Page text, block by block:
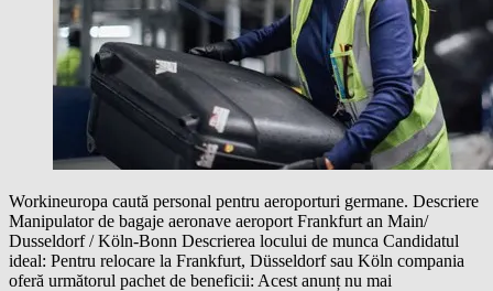
Workineuropa caută personal pentru aeroporturi germane. Descriere
Manipulator de bagaje aeronave aeroport Frankfurt an Main/
Dusseldorf / Köln-Bonn Descrierea locului de munca Candidatul
ideal: Pentru relocare la Frankfurt, Düsseldorf sau Köln compania
oferă următorul pachet de beneficii: Acest anunț nu mai